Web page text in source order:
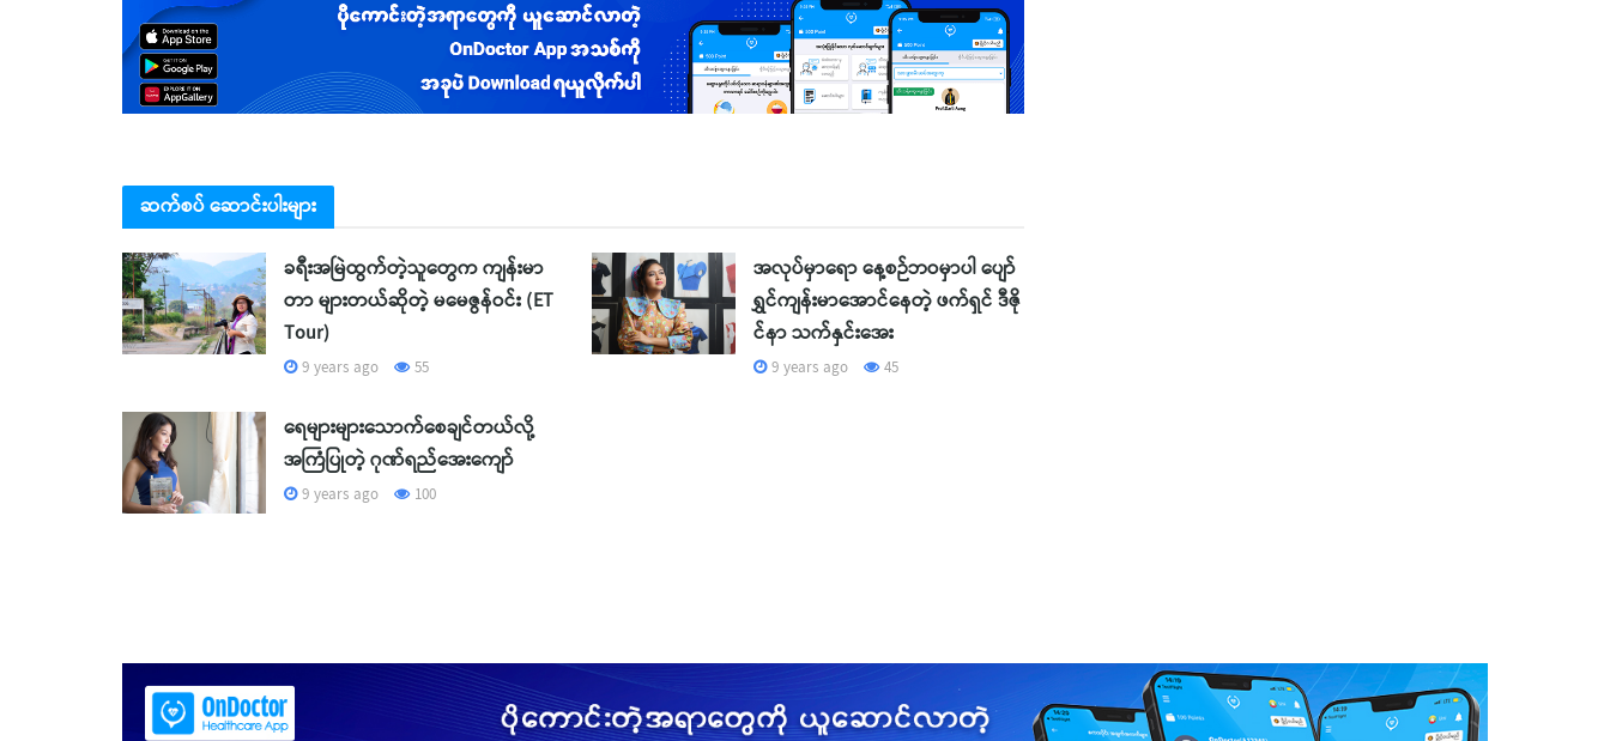
ဆက်စပ် ဆောင်းပါးများ
ခရီးအမြဲထွက်တဲ့သူတွေက ကျန်းမာ
တာ များတယ်ဆိုတဲ့ မမေဇွန်ဝင်း (ET
Tour)
9 years ago 55
အလုပ်မှာရော နေ့စဉ်ဘဝမှာပါ ပျော်
ရွှင်ကျန်းမာအောင်နေတဲ့ ဖက်ရှင် ဒီဇို
င်နာ သက်နှင်းအေး
9 years ago 45
ရေများများသောက်စေချင်တယ်လို့
အကြံပြုတဲ့ ဂုဏ်ရည်အေးကျော်
9 years ago 100